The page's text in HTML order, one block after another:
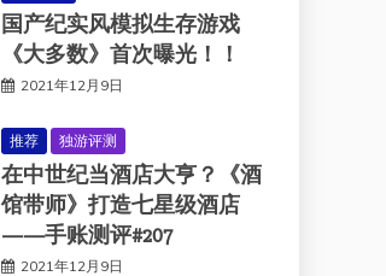
国产纪实风模拟生存游戏
《大多数》首次曝光！！
2021年12月9日
推荐 独游评测
在中世纪当酒店大亨？《酒
馆带师》打造七星级酒店
——手账测评#207
2021年12月9日